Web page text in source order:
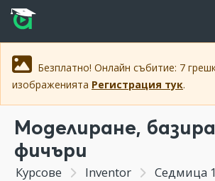
Прескочи към основното съдържание
Прескочи към навигацията
Безплатно! Онлайн събитие: 7
изображенията Регистрация тук.
Моделиране,
фичъри
Курсове Inventor Седмица 1 -